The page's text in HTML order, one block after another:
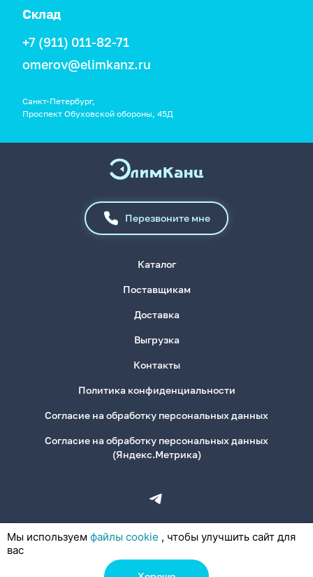
Склад
+7 (911) 011-82-71
omerov@elimkanz.ru
Санкт-Петербург,
Проспект Обуховской обороны, 45Д
Перезвоните мне
Каталог
Поставщикам
Доставка
Выгрузка
Контакты
Политика конфиденциальности
Согласие на обработку персональных данных
Согласие на обработку персональных данных
(Яндекс.Метрика)
Мы используем файлы cookie , чтобы улучшить сайт для
вас